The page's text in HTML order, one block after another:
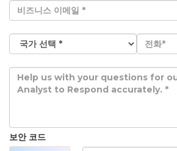
보안 코드